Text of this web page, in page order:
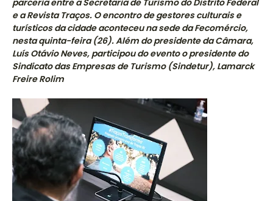
parceria entre a Secretaria de Turismo do Distrito Federal
e a Revista Traços. O encontro de gestores culturais e
turísticos da cidade aconteceu na sede da Fecomércio,
nesta quinta-feira (26). Além do presidente da Câmara,
Luís Otávio Neves, participou do evento o presidente do
Sindicato das Empresas de Turismo (Sindetur), Lamarck
Freire Rolim